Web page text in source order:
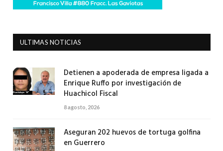
ULTIMAS NOTICIAS
Detienen a apoderada de empresa ligada a
Enrique Ruffo por investigación de
Huachicol Fiscal
8 agosto, 2026
Aseguran 202 huevos de tortuga golfina
en Guerrero